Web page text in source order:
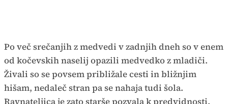
Po več srečanjih z medvedi v zadnjih dneh so v enem
od kočevskih naselij opazili medvedko z mladiči.
Živali so se povsem približale cesti in bližnjim
hišam, nedaleč stran pa se nahaja tudi šola.
Ravnateljica je zato starše pozvala k predvidnosti.